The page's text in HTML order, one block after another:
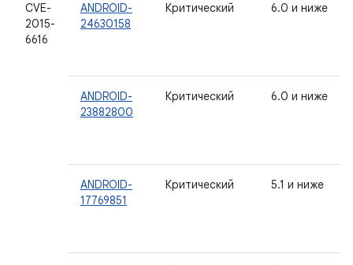
CVE-
2015-
6616
ANDROID-
24630158
Критический 6.0 и ниже
ANDROID-
23882800
Критический 6.0 и ниже
ANDROID-
17769851
Критический 5.1 и ниже